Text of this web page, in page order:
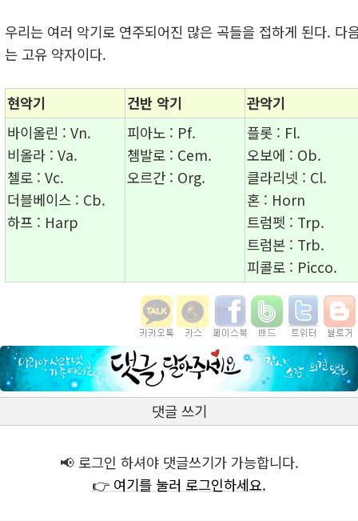
우리는 여러 악기로 연주되어진 많은 곡들을 접하게 된다. 다
는 고유 약자이다.
현악기 건반 악기
관악기
바이올린 : Vn.
비올라 : Va.
첼로 : Vc.
더블베이스 : Cb.
하프 : Harp
피아노 : Pf.
쳄발로 : Cem.
오르간 : Org.
플롯 : Fl.
오보에 : Ob.
클라리넷 : Cl.
혼 : Horn
트럼펫 : Trp.
트럼본 : Trb.
피콜로 : Picco.
댓글 쓰기
📢 로그인 하셔야 댓글쓰기가 가능합니다.
👉 여기를 눌러 로그인하세요.